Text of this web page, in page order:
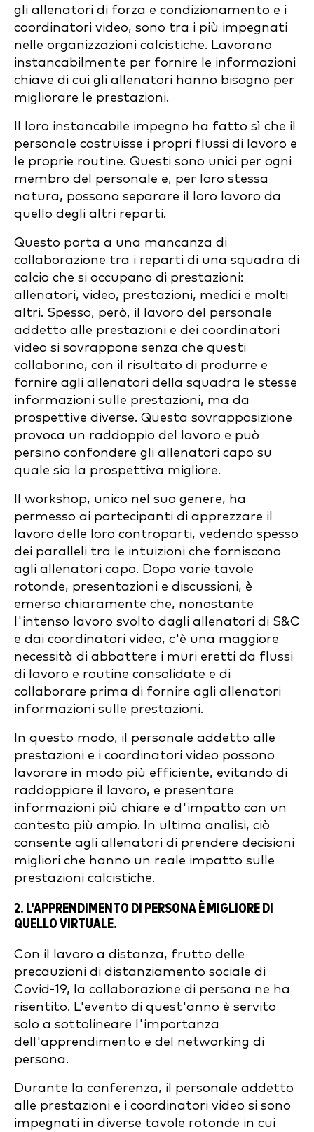
gli allenatori di forza e condizionamento e i
coordinatori video, sono tra i più impegnati
nelle organizzazioni calcistiche. Lavorano
instancabilmente per fornire le informazioni
chiave di cui gli allenatori hanno bisogno per
migliorare le prestazioni.
Il loro instancabile impegno ha fatto sì che il
personale costruisse i propri flussi di lavoro e
le proprie routine. Questi sono unici per ogni
membro del personale e, per loro stessa
natura, possono separare il loro lavoro da
quello degli altri reparti.
Questo porta a una mancanza di
collaborazione tra i reparti di una squadra di
calcio che si occupano di prestazioni:
allenatori, video, prestazioni, medici e molti
altri. Spesso, però, il lavoro del personale
addetto alle prestazioni e dei coordinatori
video si sovrappone senza che questi
collaborino, con il risultato di produrre e
fornire agli allenatori della squadra le stesse
informazioni sulle prestazioni, ma da
prospettive diverse. Questa sovrapposizione
provoca un raddoppio del lavoro e può
persino confondere gli allenatori capo su
quale sia la prospettiva migliore.
Il workshop, unico nel suo genere, ha
permesso ai partecipanti di apprezzare il
lavoro delle loro controparti, vedendo spesso
dei paralleli tra le intuizioni che forniscono
agli allenatori capo. Dopo varie tavole
rotonde, presentazioni e discussioni, è
emerso chiaramente che, nonostante
l'intenso lavoro svolto dagli allenatori di S&C
e dai coordinatori video, c'è una maggiore
necessità di abbattere i muri eretti da flussi
di lavoro e routine consolidate e di
collaborare prima di fornire agli allenatori
informazioni sulle prestazioni.
In questo modo, il personale addetto alle
prestazioni e i coordinatori video possono
lavorare in modo più efficiente, evitando di
raddoppiare il lavoro, e presentare
informazioni più chiare e d'impatto con un
contesto più ampio. In ultima analisi, ciò
consente agli allenatori di prendere decisioni
migliori che hanno un reale impatto sulle
prestazioni calcistiche.
2. L'APPRENDIMENTO DI PERSONA È MIGLIORE DI
QUELLO VIRTUALE.
Con il lavoro a distanza, frutto delle
precauzioni di distanziamento sociale di
Covid-19, la collaborazione di persona ne ha
risentito. L'evento di quest'anno è servito
solo a sottolineare l'importanza
dell'apprendimento e del networking di
persona.
Durante la conferenza, il personale addetto
alle prestazioni e i coordinatori video si sono
impegnati in diverse tavole rotonde in cui